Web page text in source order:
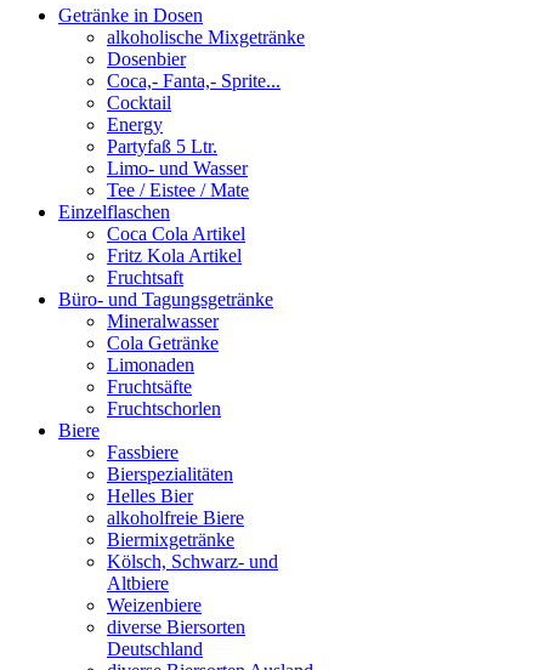
Getränke in Dosen
alkoholische Mixgetränke
Dosenbier
Coca,- Fanta,- Sprite...
Cocktail
Energy
Partyfaß 5 Ltr.
Limo- und Wasser
Tee / Eistee / Mate
Einzelflaschen
Coca Cola Artikel
Fritz Kola Artikel
Fruchtsaft
Büro- und Tagungsgetränke
Mineralwasser
Cola Getränke
Limonaden
Fruchtsäfte
Fruchtschorlen
Biere
Fassbiere
Bierspezialitäten
Helles Bier
alkoholfreie Biere
Biermixgetränke
Kölsch, Schwarz- und
Altbiere
Weizenbiere
diverse Biersorten
Deutschland